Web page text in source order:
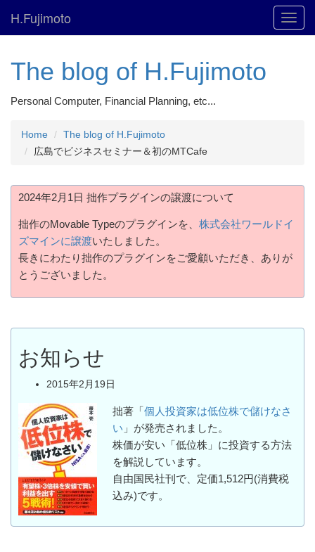
H.Fujimoto
The blog of H.Fujimoto
Personal Computer, Financial Planning, etc...
Home
The blog of H.Fujimoto
広島でビジネスセミナー＆初のMTCafe
2024年2月1日 拙作プラグインの譲渡について
拙作のMovable Typeのプラグインを、 株式会社ワールドイ
ズマインに譲渡いたしました。
長きにわたり拙作のプラグインをご愛顧いただき、ありが
とうございました。
お知らせ
2015年2月19日
拙著「 個人投資家は低位株で儲けなさ
い 」が発売されました。
株価が安い「低位株」に投資する方法
を解説しています。
自由国民社刊で、定価1,512円(消費税
込み)です。